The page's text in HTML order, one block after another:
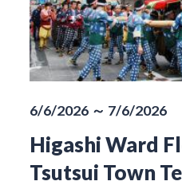
6/6/2026 ～ 7/6/2026
Higashi Ward
Tsutsui Town